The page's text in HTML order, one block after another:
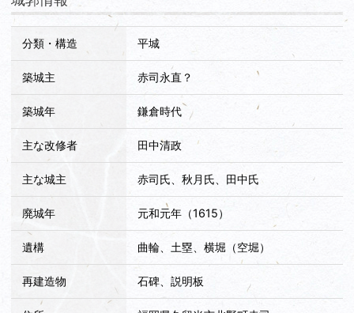
す。その死に際に道雪は、「我が死体には鎧兜を着せ高良山に
頭を柳川に向けて埋めよ」という遺言を残したとか、よほど蒲
池氏が憎かったのでしょうか？ しかし宗茂が、敵地に埋める
には忍びないと立花山へ運び帰るよう命じたそうです。
その後に豊臣秀吉から、道雪の実娘「誾千代」とその婿養子で
紹運の実子の「宗茂」には、蒲池氏の居城であった柳川城（8
万石）が与えられるので、これも何かの皮肉と言うか因縁めい
たものを感じます。
関ケ原後は、筑後柳川に入った田中吉政の弟で田中清政が城代
となり、赤司城は現在のような城郭になりました。しかし一国
一城令で廃城となったようです。そしてその石垣や廃材など
は、後に筑後久留米に入った有馬豊氏により、久留米城の一部
に使われたそうです。
------------------------
分類・構造 平城
築城主 赤司永直？
築城年 鎌倉時代
主な改修者 田中清政
主な城主 赤司氏、秋月氏、田中氏
廃城年 元和元年（1615）
遺構 曲輪、土塁、横堀（空堀）
再建造物 石碑、説明板